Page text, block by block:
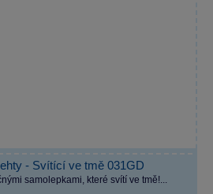
- Svítící ve tmě 031GD
samolepkami, které svítí ve tmě!...